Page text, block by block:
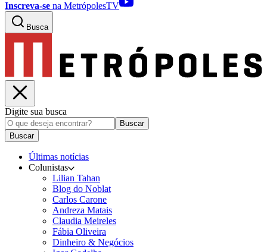
Inscreva-se na MetrópolesTV
Busca
Digite sua busca
Buscar
Buscar
Últimas notícias
Colunistas
Lilian Tahan
Blog do Noblat
Carlos Carone
Andreza Matais
Claudia Meireles
Fábia Oliveira
Dinheiro & Negócios